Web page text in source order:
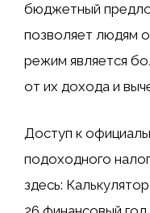
бюджетный
позволяет людям
режим является
от их дохода и
Доступ к
подоходного
здесь: